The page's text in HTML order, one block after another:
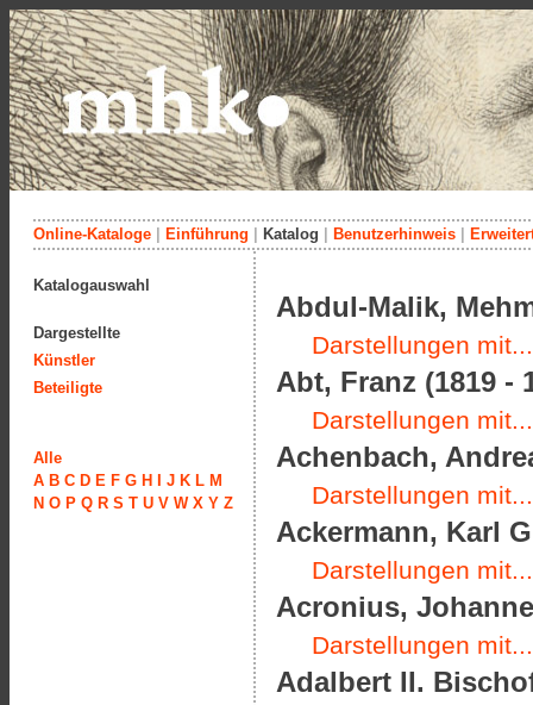
Online-Kataloge Einführung Katalog Benutzerhinweis
Abdul-Malik,
Darstellungen mit...
Abt, Franz (1819 -
Darstellungen mit...
Achenbach,
Darstellungen mit...
Ackermann, Karl
Darstellungen mit...
Acronius,
Darstellungen mit...
Adalbert II.
Katalogauswahl
Dargestellte
Künstler
Beteiligte
Alle
A B C D E F G H J K L M
N O P Q R S T U V W X Y Z